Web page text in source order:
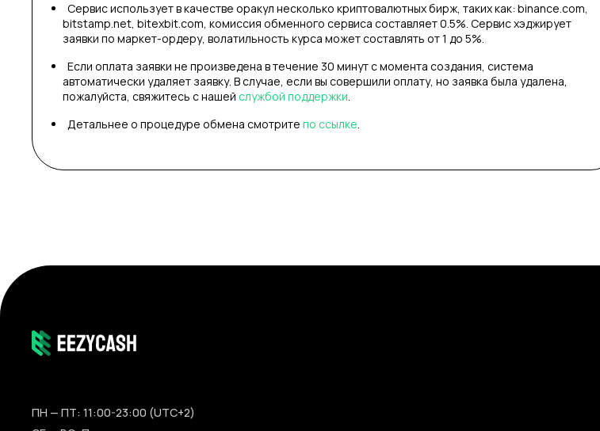
Сервис использует в качестве оракул несколько криптовалютных бирж, таких как: binance.com,
bitstamp.net, bitexbit.com, комиссия обменного сервиса составляет 0.5%. Сервис хэджирует
заявки по маркет-ордеру, волатильность курса может составлять от 1 до 5%.
Если оплата заявки не произведена в течение 30 минут с момента создания, система
автоматически удаляет заявку. В случае, если вы совершили оплату, но заявка была удалена,
пожалуйста, свяжитесь с нашей службой поддержки.
Детальнее о процедуре обмена смотрите по ссылке.
ПН — ПТ: 11:00-23:00 (UTC+2)